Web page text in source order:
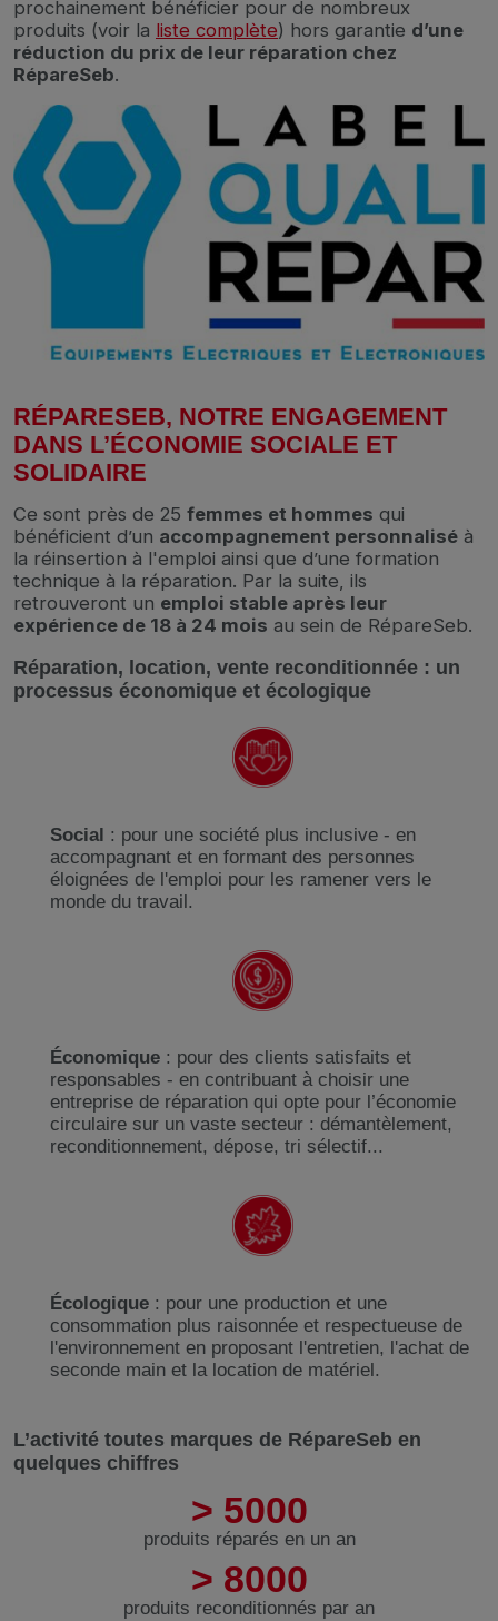
prochainement bénéficier pour de nombreux
produits (voir la liste complète) hors garantie d’une
réduction du prix de leur réparation chez
RépareSeb.
RÉPARESEB, NOTRE ENGAGEMENT
DANS L’ÉCONOMIE SOCIALE ET
SOLIDAIRE
Ce sont près de 25 femmes et hommes qui
bénéficient d’un accompagnement personnalisé à
la réinsertion à l'emploi ainsi que d’une formation
technique à la réparation. Par la suite, ils
retrouveront un emploi stable après leur
expérience de 18 à 24 mois au sein de RépareSeb.
Réparation, location, vente reconditionnée : un
processus économique et écologique
Social : pour une société plus inclusive - en
accompagnant et en formant des personnes
éloignées de l'emploi pour les ramener vers le
monde du travail.
Économique: pour des clients satisfaits et
responsables - en contribuant à choisir une
entreprise de réparation qui opte pour l’économie
circulaire sur un vaste secteur : démantèlement,
reconditionnement, dépose, tri sélectif...
Écologique: pour une production et une
consommation plus raisonnée et respectueuse de
l'environnement en proposant l'entretien, l'achat de
seconde main et la location de matériel.
L’activité toutes marques de RépareSeb en
quelques chiffres
> 5000
produits réparés en un an
> 8000
produits reconditionnés par an